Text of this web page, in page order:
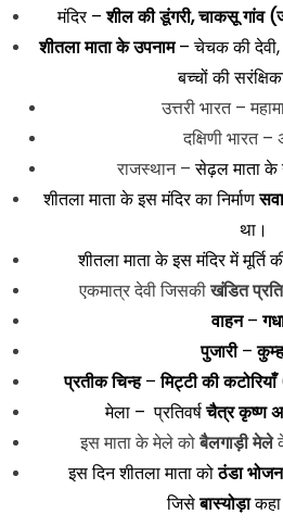
मंदिर –शील की डूंगरी,चाकसू गांव
शीतला माता के उपनाम– चेचक की देवी,
बच्चों की
उत्तरी भारत –
दक्षिणी भारत –
राजस्थान –सेढ़ल माता के
शीतला माता के इस मंदिर का निर्माण
था।
शीतला माता के इस मंदिर में मूर्ति
एकमात्र देवी जिसकीखंडित
वाहन–
पुजारी–
प्रतीक चिन्ह–मिट्टी की
मेला – प्रतिवर्षचैत्र कृष्ण
इस माता के मेले कोबैलगाड़ी मेले
इस दिन शीतला माता कोठंडा
जिसेबास्योड़ा